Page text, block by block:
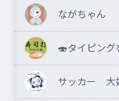
ながちゃん
🍣タイピング
サッカー 大